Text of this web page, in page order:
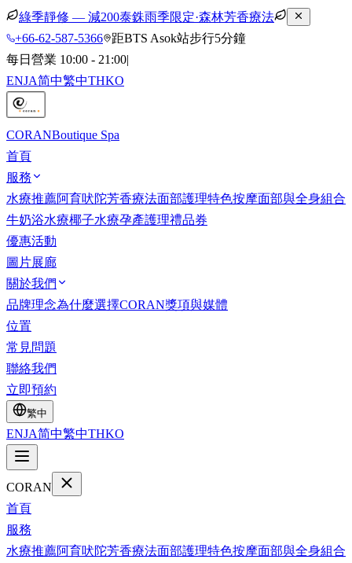
綠季靜修 — 減200泰銖雨季限定·森林芳香療法
+66-62-587-5366
距BTS Asok站步行5分鐘
每日營業 10:00 - 21:00|
ENJA简中繁中THKO
CORANBoutique Spa
首頁
服務
水療推薦阿育吠陀芳香療法面部護理特色按摩面部與全身組合
牛奶浴水療椰子水療孕產護理禮品券
優惠活動
圖片展廊
關於我們
品牌理念為什麼選擇CORAN獎項與媒體
位置
常見問題
聯絡我們
立即預約
繁中
ENJA简中繁中THKO
CORAN
首頁
服務
水療推薦阿育吠陀芳香療法面部護理特色按摩面部與全身組合